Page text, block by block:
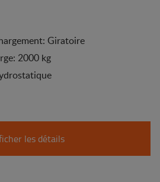
Giratoire
2000 kg
les détails